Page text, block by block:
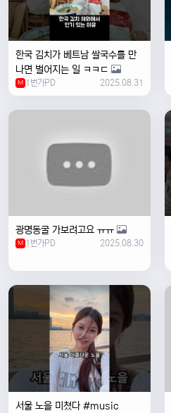
한국 김치가 베트남 쌀국수를 만
나면 벌어지는 일 ㅋㅋㄷ
M 1번가PD 2025.08.31
광명동굴 가보려고요 ㅠㅠ
M 1번가PD 2025.08.30
서울 노을 미쳤다 #music